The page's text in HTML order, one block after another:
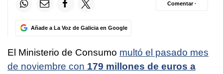
Añade a La Voz de Galicia en Google
Comentar ·
El Ministerio de Consumo multó el pasado mes
de noviembre con 179 millones de euros a